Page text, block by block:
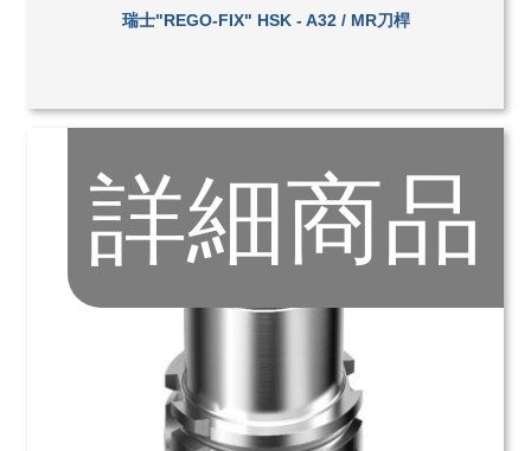
瑞士"REGO-FIX" HSK - A32 / MR刀桿
詳細商品